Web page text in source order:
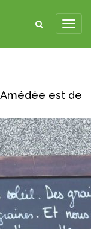
Amédée est de